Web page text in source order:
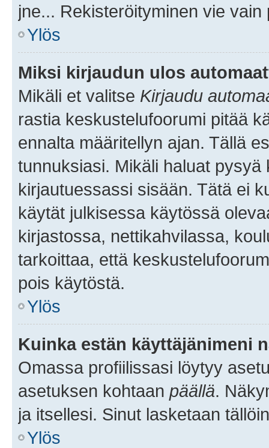
jne... Rekisteröityminen vie
Ylös
Miksi kirjaudun ulos
Mikäli et valitse Kirjaudu
rastia keskustelufoorumi pitää
ennalta määritellyn ajan. Tällä
tunnuksiasi. Mikäli haluat
kirjautuessassi sisään. Tätä ei
käytät julkisessa käytössä
kirjastossa, nettikahvilassa,
tarkoittaa, että
pois käytöstä.
Ylös
Kuinka estän käyttäjänimeni
Omassa profiilissasi löytyy
asetuksen kohtaan päällä.
ja itsellesi. Sinut lasketaan
Ylös